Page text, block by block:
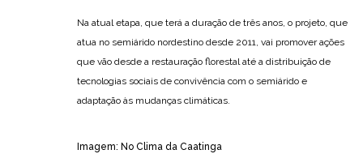
Na atual etapa, que terá a duração de três anos, o projeto, que
atua no semiárido nordestino desde 2011, vai promover ações
que vão desde a restauração florestal até a distribuição de
tecnologias sociais de convivência com o semiárido e
adaptação às mudanças climáticas.
Imagem: No Clima da Caatinga